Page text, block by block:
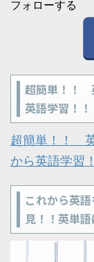
フォローする
超簡単！！
英語学習！！
超簡単！！
から英語学習
これから英
見！！英単